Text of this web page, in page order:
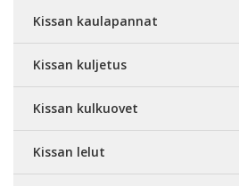
Kissan kaulapannat
Kissan kuljetus
Kissan kulkuovet
Kissan lelut